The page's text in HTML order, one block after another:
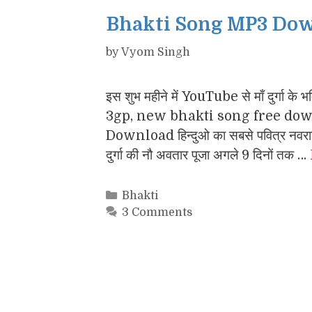
Bhakti Song MP3
byVyom Singh
इस शुभ महीने में YouTube से माँ दुर्गा
3gp, new bhakti song free
Download हिन्दुओ का सबसे पवित्र
दुर्गा की नौ अवतार पूजा अगले 9 दिनों तक …
Categories
Bhakti
3 Comments